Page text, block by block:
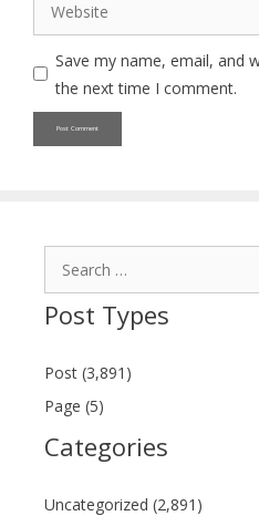
Save my name, email, and
the next time I comment.
Post Types
Post (3,891)
Page (5)
Categories
Uncategorized (2,891)